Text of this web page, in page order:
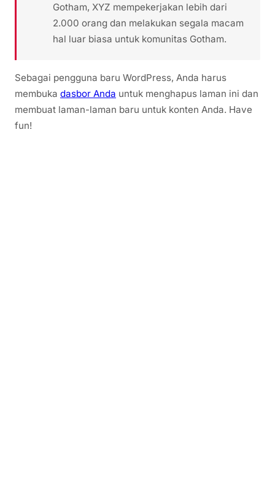
Gotham, XYZ mempekerjakan lebih dari
2.000 orang dan melakukan segala macam
hal luar biasa untuk komunitas Gotham.
Sebagai pengguna baru WordPress, Anda harus
membuka dasbor Anda untuk menghapus laman ini dan
membuat laman-laman baru untuk konten Anda. Have
fun!